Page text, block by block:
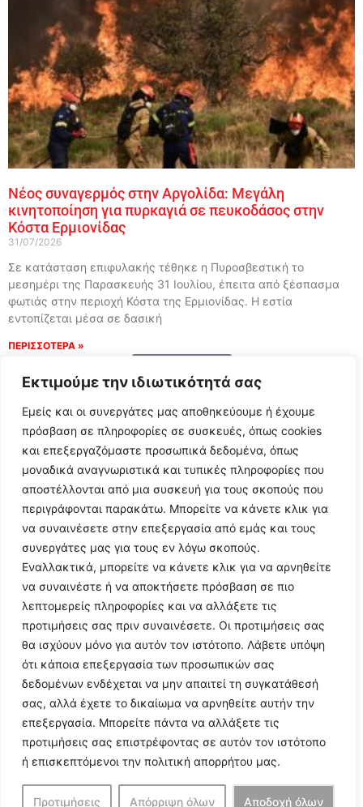
Εκτιμούμε την ιδιωτικότητά σας
Εμείς και οι συνεργάτες μας αποθηκεύουμε ή έχουμε
πρόσβαση σε πληροφορίες σε συσκευές, όπως cookies
και επεξεργαζόμαστε προσωπικά δεδομένα, όπως
μοναδικά αναγνωριστικά και τυπικές πληροφορίες που
αποστέλλονται από μια συσκευή για τους σκοπούς που
περιγράφονται παρακάτω. Μπορείτε να κάνετε κλικ για
να συναινέσετε στην επεξεργασία από εμάς και τους
συνεργάτες μας για τους εν λόγω σκοπούς.
Εναλλακτικά, μπορείτε να κάνετε κλικ για να αρνηθείτε
να συναινέστε ή να αποκτήσετε πρόσβαση σε πιο
λεπτομερείς πληροφορίες και να αλλάξετε τις
προτιμήσεις σας πριν συναινέσετε. Οι προτιμήσεις σας
θα ισχύουν μόνο για αυτόν τον ιστότοπο. Λάβετε υπόψη
ότι κάποια επεξεργασία των προσωπικών σας
δεδομένων ενδέχεται να μην απαιτεί τη συγκατάθεσή
σας, αλλά έχετε το δικαίωμα να αρνηθείτε αυτήν την
επεξεργασία. Μπορείτε πάντα να αλλάξετε τις
προτιμήσεις σας επιστρέφοντας σε αυτόν τον ιστότοπο
ή επισκεπτόμενοι την πολιτική απορρήτου μας.
Προτιμήσεις Απόρριψη όλων Αποδοχή όλων
Νέος συναγερμός στην Αργολίδα: Μεγάλη
κινητοποίηση για πυρκαγιά σε πευκοδάσος στην
Κόστα Ερμιονίδας
31/07/2026
Σε κατάσταση επιφυλακής τέθηκε η Πυροσβεστική το
μεσημέρι της Παρασκευής 31 Ιουλίου, έπειτα από ξέσπασμα
φωτιάς στην περιοχή Κόστα της Ερμιονίδας. Η εστία
εντοπίζεται μέσα σε δασική
ΠΕΡΙΣΣΟΤΕΡΑ »
Follow Us
© 2024 All Rights Reserved
Η ιστοσελίδαargolikianaptiksi.grείναι πιστοποιημένη στο
ηλεκτρονικό Μητρώο Ηλεκτρονικού Τύπου της ΓΓ Επικοινωνίας
και Ενημέρωσης (Αριθμός ΜΗΤ242062)